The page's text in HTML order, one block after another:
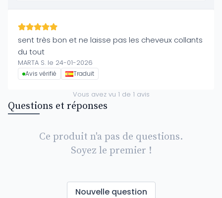
sent très bon et ne laisse pas les cheveux collants
du tout
MARTA S. le 24-01-2026
Avis vérifié Traduit
Vous avez vu 1 de 1 avis
Questions et réponses
Ce produit n'a pas de questions.
Soyez le premier !
Nouvelle question